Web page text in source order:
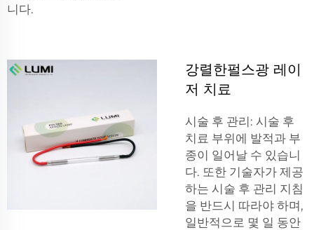
니다.
강렬한펄스광 레이
저 치료
시술 후 관리: 시술 후
치료 부위에 발적과 부
종이 일어날 수 있습니
다. 또한 기술자가 제공
하는 시술 후 관리 지침
을 반드시 따라야 하며,
일반적으로 몇 일 동안